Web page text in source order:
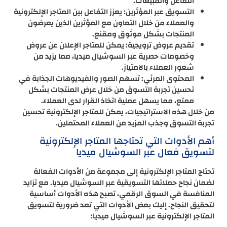
التسويق عبر المؤثرين: يعزز التفاعل بين المتاجر الإلكترونية
والعملاء من خلال التعاون مع المؤثرين الذين يعرضون
المنتجات بشكل موثوق ومقنع.
تقديم عروض ترويجية: يمكن للمتاجر الإعلان عن عروض
وخصومات حصرية عبر السوشيال ميديا، مما يزيد من
شعور العملاء بالامتياز.
المحتوى المرئي: تسهم الصور والفيديوهات الجذابة في
تحسين تجربة التسوق من خلال عرض المنتجات بشكل
ممتع، مما يسهل عملية اتخاذ القرار لدى العملاء.
من خلال هذه الاستراتيجيات، يمكن للمتاجر الإلكترونية تحسين
تجربة التسوق وجذب المزيد من العملاء المحتملين.
أهم الأدوات التي تحتاجها المتاجر الإلكترونية
لتسويق فعال عبر السوشيال ميديا
تحتاج المتاجر الإلكترونية إلى مجموعة من الأدوات الفعالة
لضمان نجاح حملاتها التسويقية عبر السوشيال ميديا. مع تزايد
المنافسة في السوق الرقمي، تصبح هذه الأدوات أساسية
لتحقيق النجاح. إليك بعض الأدوات التي تعد ضرورية لتسويق
المتاجر الإلكترونية عبر السوشيال ميديا: